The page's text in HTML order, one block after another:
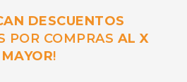
DESCUENTOS
POR COMPRAS AL X
MAYOR!